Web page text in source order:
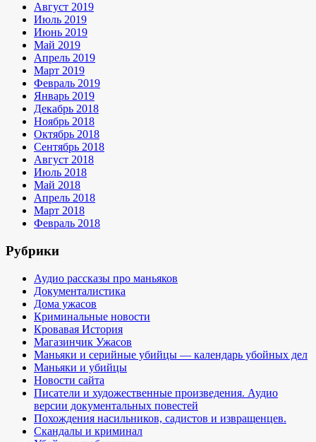
Август 2019
Июль 2019
Июнь 2019
Май 2019
Апрель 2019
Март 2019
Февраль 2019
Январь 2019
Декабрь 2018
Ноябрь 2018
Октябрь 2018
Сентябрь 2018
Август 2018
Июль 2018
Май 2018
Апрель 2018
Март 2018
Февраль 2018
Рубрики
Аудио рассказы про маньяков
Документалистика
Дома ужасов
Криминальные новости
Кровавая История
Магазинчик Ужасов
Маньяки и серийные убийцы — календарь убойных дел
Маньяки и убийцы
Новости сайта
Писатели и художественные произведения. Аудио
версии документальных повестей
Похождения насильников, садистов и извращенцев.
Скандалы и криминал